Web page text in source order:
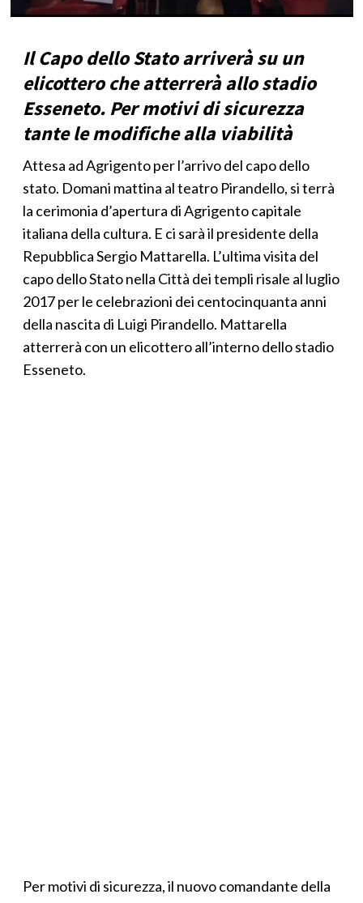
Il Capo dello Stato arriverà su un
elicottero che atterrerà allo stadio
Esseneto. Per motivi di sicurezza
tante le modifiche alla viabilità
Attesa ad Agrigento per l’arrivo del capo dello
stato. Domani mattina al teatro Pirandello, si terrà
la cerimonia d’apertura di Agrigento capitale
italiana della cultura. E ci sarà il presidente della
Repubblica Sergio Mattarella. L’ultima visita del
capo dello Stato nella Città dei templi risale al luglio
2017 per le celebrazioni dei centocinquanta anni
della nascita di Luigi Pirandello. Mattarella
atterrerà con un elicottero all’interno dello stadio
Esseneto.
Per motivi di sicurezza, il nuovo comandante della